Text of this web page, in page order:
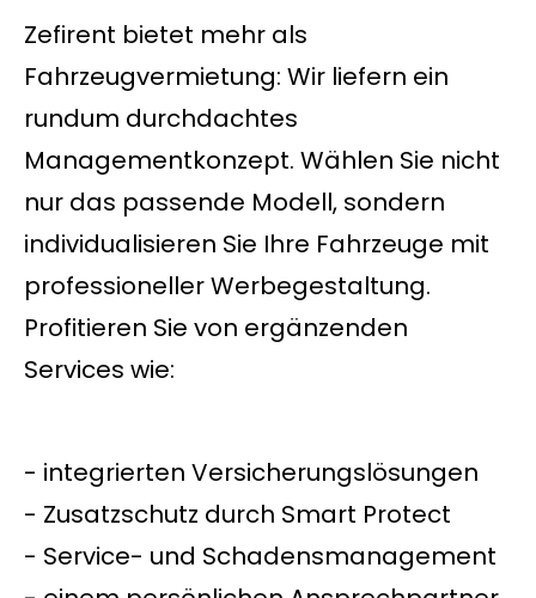
Zefirent bietet mehr als
Fahrzeugvermietung: Wir liefern ein
rundum durchdachtes
Managementkonzept. Wählen Sie nicht
nur das passende Modell, sondern
individualisieren Sie Ihre Fahrzeuge mit
professioneller Werbegestaltung.
Profitieren Sie von ergänzenden
Services wie:
- integrierten Versicherungslösungen
- Zusatzschutz durch Smart Protect
- Service- und Schadensmanagement